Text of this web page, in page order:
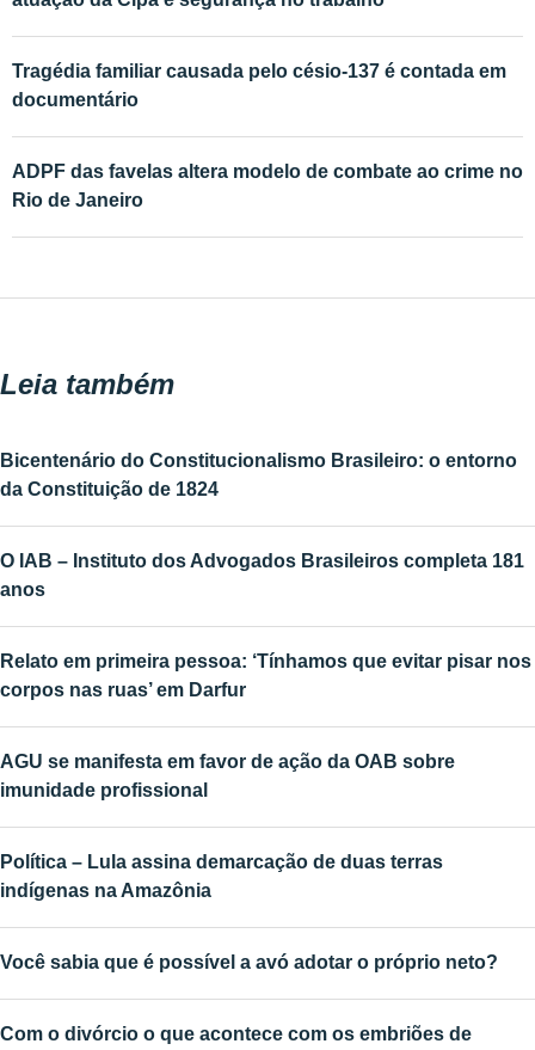
Tragédia familiar causada pelo césio-137 é contada em
documentário
ADPF das favelas altera modelo de combate ao crime no
Rio de Janeiro
Leia também
Bicentenário do Constitucionalismo Brasileiro: o entorno
da Constituição de 1824
O IAB – Instituto dos Advogados Brasileiros completa 181
anos
Relato em primeira pessoa: ‘Tínhamos que evitar pisar nos
corpos nas ruas’ em Darfur
AGU se manifesta em favor de ação da OAB sobre
imunidade profissional
Política – Lula assina demarcação de duas terras
indígenas na Amazônia
Você sabia que é possível a avó adotar o próprio neto?
Com o divórcio o que acontece com os embriões de